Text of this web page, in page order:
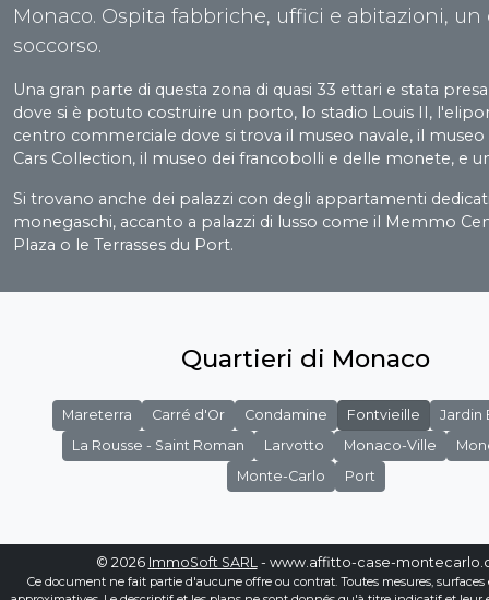
Monaco. Ospita fabbriche, uffici e abitazioni,
soccorso.
Una gran parte di questa zona di quasi 33 ettari e stata
dove si è potuto costruire un porto, lo stadio Louis II,
centro commerciale dove si trova il museo navale, il
Cars Collection, il museo dei francobolli e delle monete, e
Si trovano anche dei palazzi con degli appartamenti
monegaschi, accanto a palazzi di lusso come il Memmo
Plaza o le Terrasses du Port.
Quartieri di Monaco
Mareterra Carré d'Or Condamine Fontvieille
Jardin
La Rousse - Saint Roman
Larvotto Monaco-Ville
Monte-Carlo
Port
© 2026 ImmoSoft SARL - www.affitto-case-
Ce document ne fait partie d'aucune offre ou contrat. Toutes mesures, surfaces